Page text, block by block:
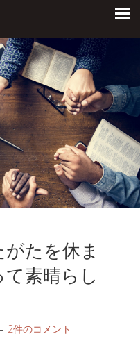
たを休ま
素晴らし
2件のコメント